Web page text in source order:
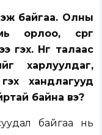
байгаа. Олны
орлоо, сөрөг
Нөгөө талаас
харлуулдаг,
хандлагууд
байна вэ?
байгаа нь